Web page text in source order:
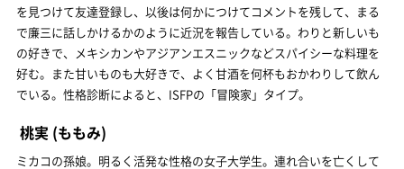
を見つけて友達登録し、以後は何かにつけてコメントを残して、まる
で廉三に話しかけるかのように近況を報告している。わりと新しいも
の好きで、メキシカンやアジアンエスニックなどスパイシーな料理を
好む。また甘いものも大好きで、よく甘酒を何杯もおかわりして飲ん
でいる。性格診断によると、ISFPの「冒険家」タイプ。
桃実 (ももみ)
ミカコの孫娘。明るく活発な性格の女子大学生。連れ合いを亡くして